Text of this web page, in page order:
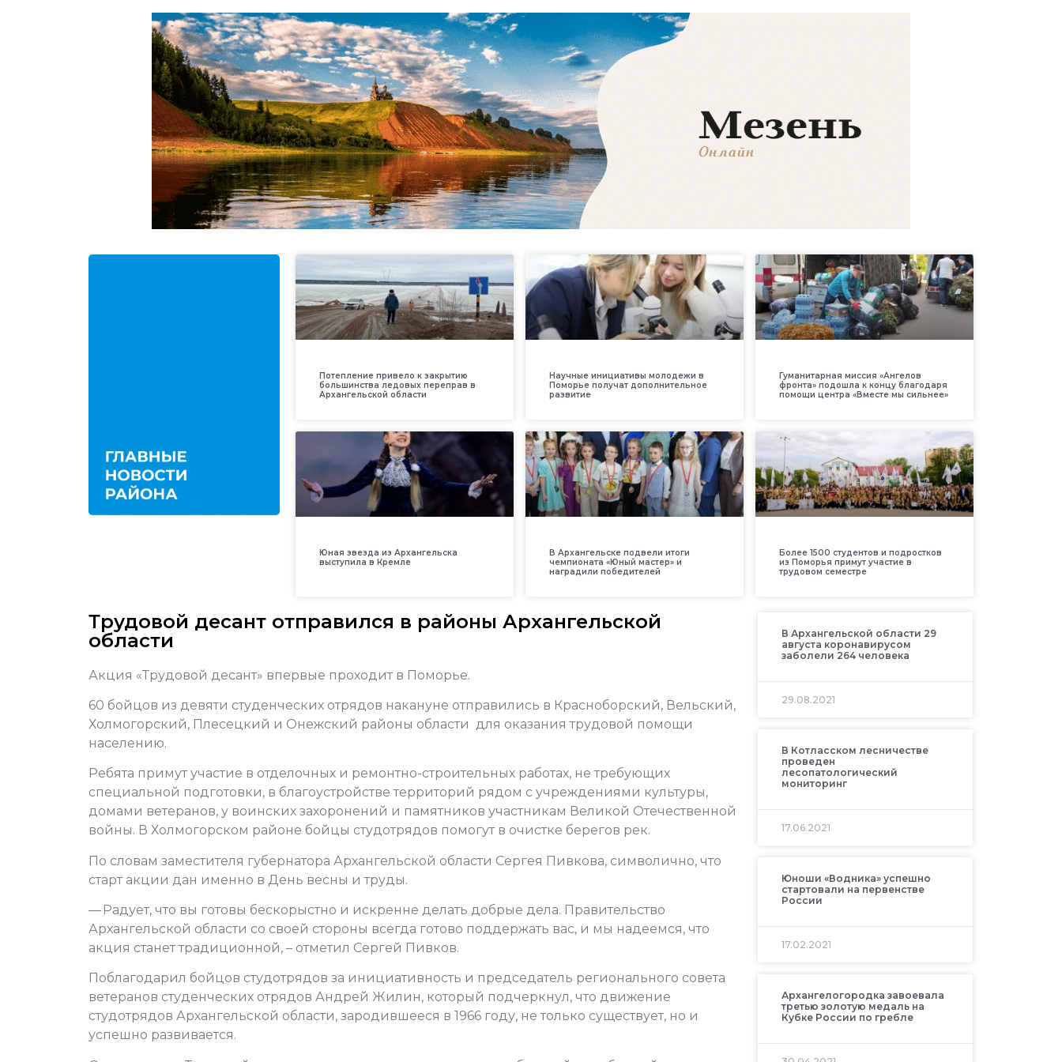
Потепление привело к закрытию
большинства ледовых переправ в
Архангельской области
Научные инициативы молодежи в
Поморье получат дополнительное
развитие
Гуманитарная миссия «Ангелов
фронта» подошла к концу благодаря
помощи центра «Вместе мы сильнее»
Юная звезда из Архангельска
выступила в Кремле
В Архангельске подвели итоги
чемпионата «Юный мастер» и
наградили победителей
Более 1500 студентов и подростков
из Поморья примут участие в
трудовом семестре
Трудовой десант отправился в районы Архангельской
области
Акция «Трудовой десант» впервые проходит в Поморье.
60 бойцов из девяти студенческих отрядов накануне отправились в Красноборский, Вельский,
Холмогорский, Плесецкий и Онежский районы области для оказания трудовой помощи
населению.
Ребята примут участие в отделочных и ремонтно-строительных работах, не требующих
специальной подготовки, в благоустройстве территорий рядом с учреждениями культуры,
домами ветеранов, у воинских захоронений и памятников участникам Великой Отечественной
войны. В Холмогорском районе бойцы студотрядов помогут в очистке берегов рек.
По словам заместителя губернатора Архангельской области Сергея Пивкова, символично, что
старт акции дан именно в День весны и труды.
— Радует, что вы готовы бескорыстно и искренне делать добрые дела. Правительство
Архангельской области со своей стороны всегда готово поддержать вас, и мы надеемся, что
акция станет традиционной, – отметил Сергей Пивков.
Поблагодарил бойцов студотрядов за инициативность и председатель регионального совета
ветеранов студенческих отрядов Андрей Жилин, который подчеркнул, что движение
студотрядов Архангельской области, зародившееся в 1966 году, не только существует, но и
успешно развивается.
В Архангельской области 29
августа коронавирусом
заболели 264 человека
29.08.2021
В Котласском лесничестве
проведен
лесопатологический
мониторинг
17.06.2021
Юноши «Водника» успешно
стартовали на первенстве
России
17.02.2021
Архангелогородка завоевала
третью золотую медаль на
Кубке России по гребле